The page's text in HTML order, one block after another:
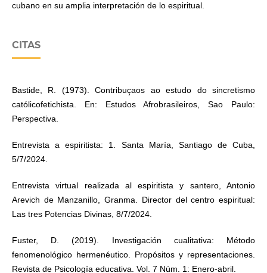
cubano en su amplia interpretación de lo espiritual.
CITAS
Bastide, R. (1973). Contribuçaos ao estudo do sincretismo
católicofetichista. En: Estudos Afrobrasileiros, Sao Paulo:
Perspectiva.
Entrevista a espiritista: 1. Santa María, Santiago de Cuba,
5/7/2024.
Entrevista virtual realizada al espiritista y santero, Antonio
Arevich de Manzanillo, Granma. Director del centro espiritual:
Las tres Potencias Divinas, 8/7/2024.
Fuster, D. (2019). Investigación cualitativa: Método
fenomenológico hermenéutico. Propósitos y representaciones.
Revista de Psicología educativa. Vol. 7 Núm. 1: Enero-abril.